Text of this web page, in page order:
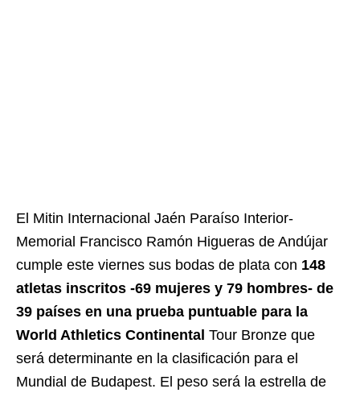
El Mitin Internacional Jaén Paraíso Interior-
Memorial Francisco Ramón Higueras de Andújar
cumple este viernes sus bodas de plata con 148
atletas inscritos -69 mujeres y 79 hombres- de
39 países en una prueba puntuable para la
World Athletics Continental Tour Bronze que
será determinante en la clasificación para el
Mundial de Budapest. El peso será la estrella de